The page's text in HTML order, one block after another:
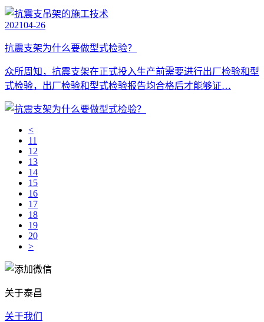
202104-26
抗震支架为什么要做型式检验？
众所周知，抗震支架在正式投入生产前需要进行出厂检验和型
式检验，出厂检验和型式检验报告均合格后才能够证…
<
11
12
13
14
15
16
17
18
19
20
>
关于泰昌
关于我们